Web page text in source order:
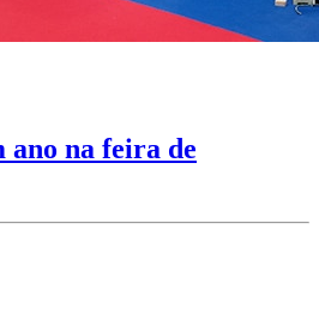
ano na feira de